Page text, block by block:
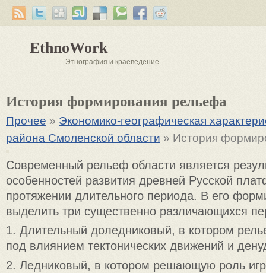
EthnoWork
Этнография и краеведение
История формирования рельефа
Прочее » Экономико-географическая
района Смоленской области » История
Современный рельеф области является
особенностей развития древней Русской
протяжении длительного периода. В его
выделить три существенно различающихся
1. Длительный доледниковый, в котором
под влиянием тектонических движений и
2. Ледниковый, в котором решающую роль